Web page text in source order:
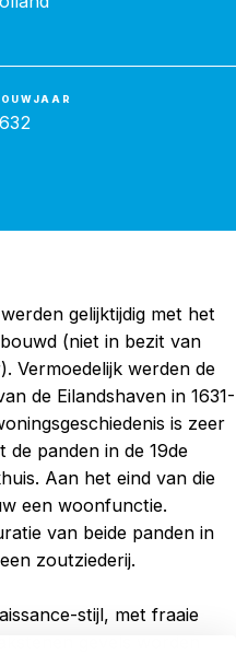
gelijktijdig met het
(niet in bezit van
Vermoedelijk werden de
de Eilandshaven in 1631-
is zeer
de panden in de 19de
Aan het eind van die
een woonfunctie.
van beide panden in
zoutziederij.
stijl, met fraaie
gevels worden